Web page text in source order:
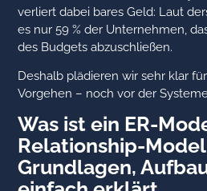
verliert dabei bares Geld: Laut
es nur 59 % der Unternehmen,
des Budgets abzuschließen.
Deshalb plädieren wir sehr klar
Vorgehen – noch vor der
Was ist ein ER-
Relationship-
Grundlagen,